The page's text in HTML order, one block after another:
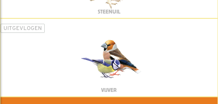
STEENUIL
UITGEVLOGEN
VIJVER